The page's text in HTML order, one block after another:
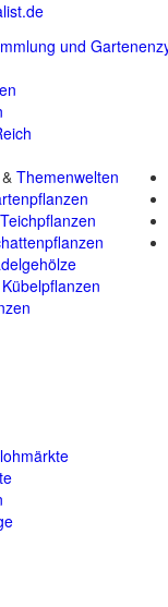
& Themenwelten
Teichpflanzen
Kübelpflanzen